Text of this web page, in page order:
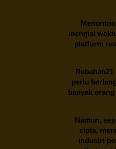
mengisi
platform
Rebahan21
perlu
banyak
Namun,
cipta,
industri